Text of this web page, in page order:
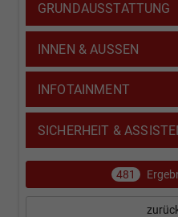
GRUNDAUSSTATTUNG
INNEN & AUSSEN
INFOTAINMENT
SICHERHEIT &
481